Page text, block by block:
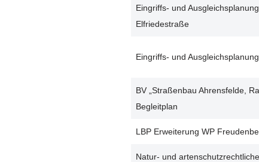
Eingriffs- und
Elfriedestraße
Eingriffs- und
BV „Straßenbau Ahrensfelde,
Begleitplan
LBP Erweiterung WP
Natur- und